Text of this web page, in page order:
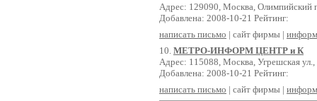
Адрес: 129090, Москва, Олимпийский
Добавлена: 2008-10-21 Рейтинг:
написать письмо | сайт фирмы |
10. МЕТРО-ИНФОРМ ЦЕНТР и К
Адрес: 115088, Москва, Угрешская
Добавлена: 2008-10-21 Рейтинг:
написать письмо | сайт фирмы |